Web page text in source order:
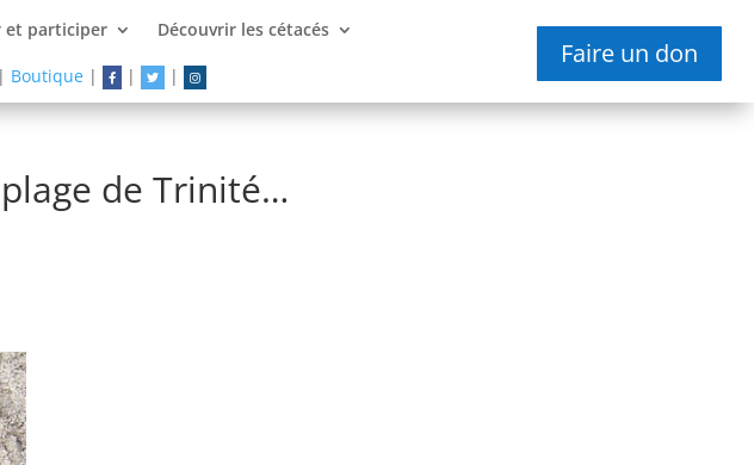
et participer Découvrir les cétacés
| Boutique| | |
Faire un don
de Trinité…